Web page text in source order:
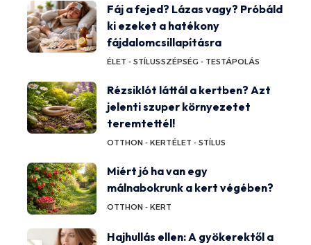
Fáj a fejed? Lázas vagy? Próbáld
ki ezeket a hatékony
fájdalomcsillapításra
ÉLET - STÍLUSSZÉPSÉG - TESTÁPOLÁS
Rézsiklót láttál a kertben? Azt
jelenti szuper környezetet
teremtettél!
OTTHON - KERTÉLET - STÍLUS
Miért jó ha van egy
málnabokrunk a kert végében?
OTTHON - KERT
Hajhullás ellen: A gyökerektől a